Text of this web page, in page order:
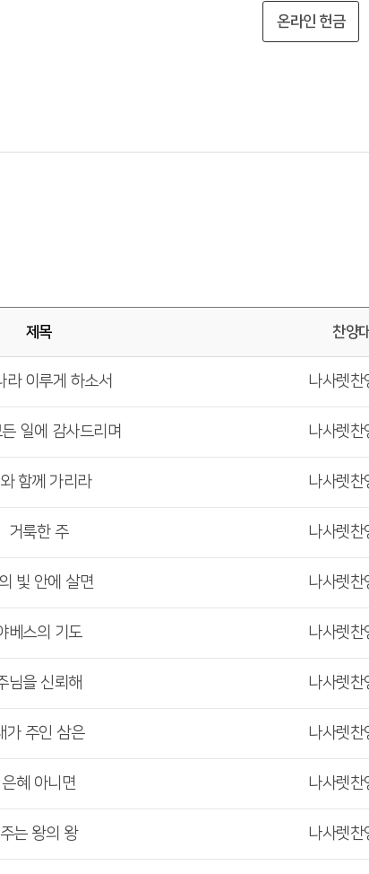
온라인 헌금
제목 찬양대
라 이루게 하소서 나사렛찬
일에 감사드리며 나사렛찬
함께 가리라 나사렛찬
거룩한 주 나사렛찬
빛 안에 살면 나사렛찬
베스의 기도 나사렛찬
님을 신뢰해 나사렛찬
가 주인 삼은 나사렛찬
은혜 아니면 나사렛찬
주는 왕의 왕 나사렛찬